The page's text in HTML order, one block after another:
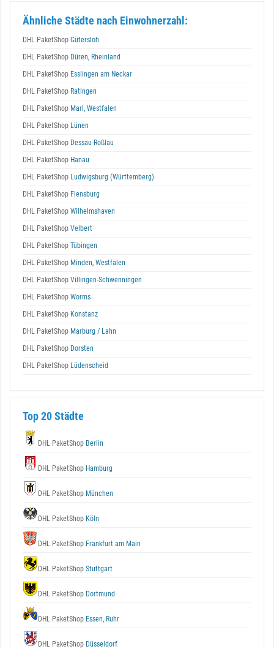
Ähnliche Städte nach Einwohnerzahl:
DHL PaketShop Gütersloh
DHL PaketShop Düren, Rheinland
DHL PaketShop Esslingen am Neckar
DHL PaketShop Ratingen
DHL PaketShop Marl, Westfalen
DHL PaketShop Lünen
DHL PaketShop Dessau-Roßlau
DHL PaketShop Hanau
DHL PaketShop Ludwigsburg (Württemberg)
DHL PaketShop Flensburg
DHL PaketShop Wilhelmshaven
DHL PaketShop Velbert
DHL PaketShop Tübingen
DHL PaketShop Minden, Westfalen
DHL PaketShop Villingen-Schwenningen
DHL PaketShop Worms
DHL PaketShop Konstanz
DHL PaketShop Marburg / Lahn
DHL PaketShop Dorsten
DHL PaketShop Lüdenscheid
Top 20 Städte
DHL PaketShop Berlin
DHL PaketShop Hamburg
DHL PaketShop München
DHL PaketShop Köln
DHL PaketShop Frankfurt am Main
DHL PaketShop Stuttgart
DHL PaketShop Dortmund
DHL PaketShop Essen, Ruhr
DHL PaketShop Düsseldorf